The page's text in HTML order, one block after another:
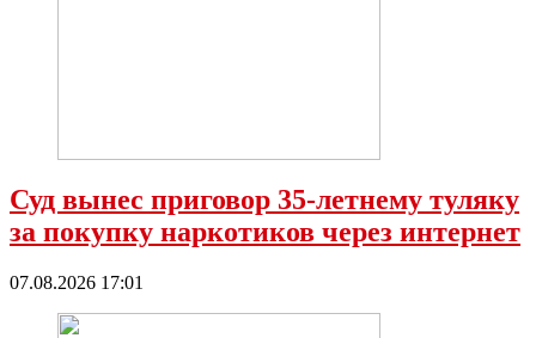
Суд вынес приговор 35-летнему туляку
за покупку наркотиков через интернет
07.08.2026 17:01